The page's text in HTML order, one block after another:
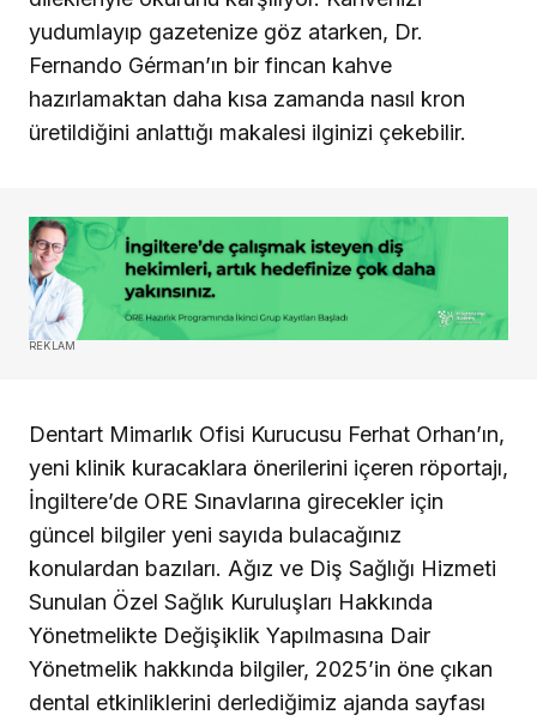
yudumlayıp gazetenize göz atarken, Dr.
Fernando Gérman’ın bir fincan kahve
hazırlamaktan daha kısa zamanda nasıl kron
üretildiğini anlattığı makalesi ilginizi çekebilir.
REKLAM
Dentart Mimarlık Ofisi Kurucusu Ferhat Orhan’ın,
yeni klinik kuracaklara önerilerini içeren röportajı,
İngiltere’de ORE Sınavlarına girecekler için
güncel bilgiler yeni sayıda bulacağınız
konulardan bazıları. Ağız ve Diş Sağlığı Hizmeti
Sunulan Özel Sağlık Kuruluşları Hakkında
Yönetmelikte Değişiklik Yapılmasına Dair
Yönetmelik hakkında bilgiler, 2025’in öne çıkan
dental etkinliklerini derlediğimiz ajanda sayfası